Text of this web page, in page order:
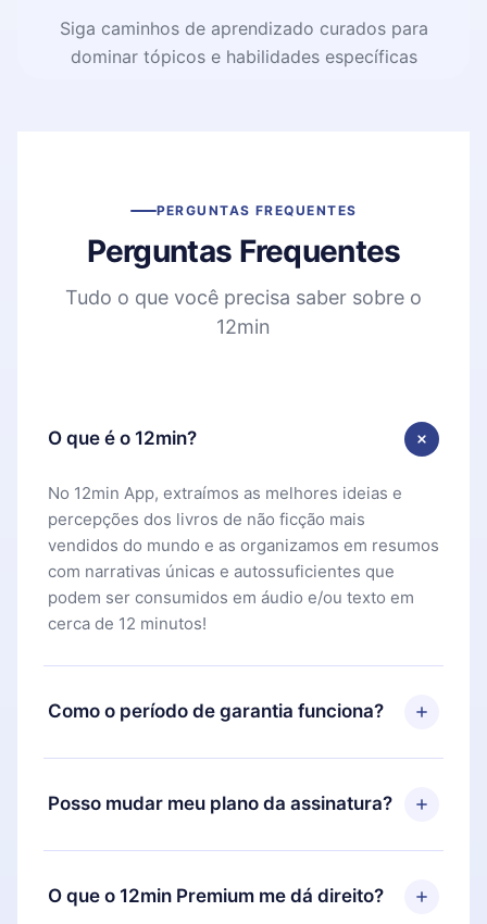
Siga caminhos de aprendizado curados para
dominar tópicos e habilidades específicas
PERGUNTAS FREQUENTES
Perguntas Frequentes
Tudo o que você precisa saber sobre o
12min
O que é o 12min?
No 12min App, extraímos as melhores ideias e
percepções dos livros de não ficção mais
vendidos do mundo e as organizamos em resumos
com narrativas únicas e autossuficientes que
podem ser consumidos em áudio e/ou texto em
cerca de 12 minutos!
Como o período de garantia funciona?
Você pode baixar nosso aplicativo e começar a
aproveitar nossa biblioteca. Se por algum motivo
não ficar satisfeito com nossa plataforma, basta
e solicitar o reembolso do valor. Você receberá
Posso mudar meu plano da assinatura?
Sim, mas a mudança só se aplicará a partir do
próximo período de cobrança. Por exemplo, se
você decidiu mudar sua assinatura mensal para
O que o 12min Premium me dá direito?